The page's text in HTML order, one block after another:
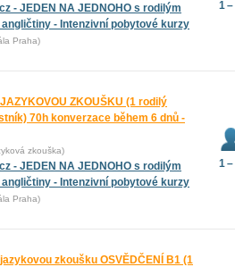
- JEDEN NA JEDNOHO s rodilým
- Intenzivní pobytové kurzy
Praha)
1
ZKOUŠKU (1 rodilý
70h konverzace během 6 dnů -
zkouška)
- JEDEN NA JEDNOHO s rodilým
- Intenzivní pobytové kurzy
Praha)
1
zkoušku OSVĚDČENÍ B1 (1